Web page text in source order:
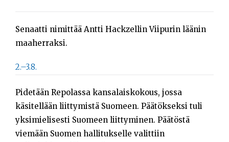
Senaatti nimittää Antti Hackzellin Viipurin läänin
maaherraksi.
2.–3.8.
Pidetään Repolassa kansalaiskokous, jossa
käsitellään liittymistä Suomeen. Päätökseksi tuli
yksimielisesti Suomeen liittyminen. Päätöstä
viemään Suomen hallitukselle valittiin